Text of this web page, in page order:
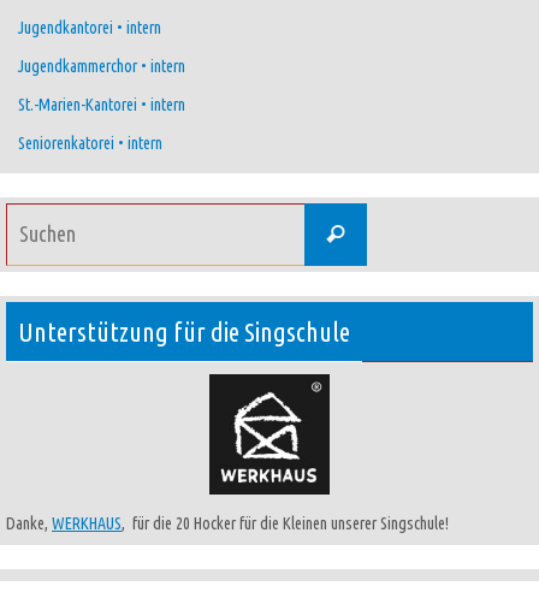
Jugendkantorei • intern
Jugendkammerchor • intern
St.-Marien-Kantorei • intern
Seniorenkatorei • intern
Suchen
Unterstützung für die Singschule
Danke, WERKHAUS, für die 20 Hocker für die Kleinen unserer Singschule!